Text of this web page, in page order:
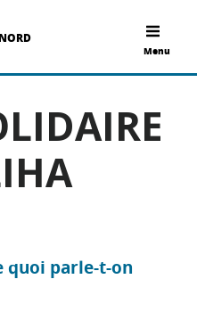
Menu
quoi parle-t-on